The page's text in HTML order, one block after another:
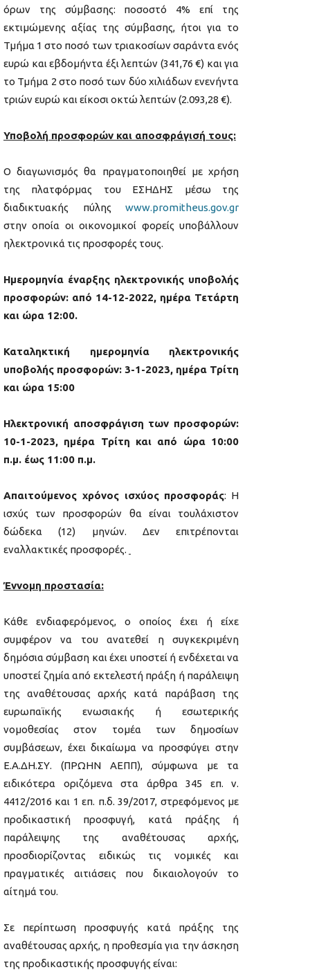
όρων της σύμβασης: ποσοστό 4% επί της
εκτιμώμενης αξίας της σύμβασης, ήτοι για το
Τμήμα 1 στο ποσό των τριακοσίων σαράντα ενός
ευρώ και εβδομήντα έξι λεπτών (341,76 €) και για
το Τμήμα 2 στο ποσό των δύο χιλιάδων ενενήντα
τριών ευρώ και είκοσι οκτώ λεπτών (2.093,28 €).
Υποβολή προσφορών και αποσφράγισή τους:
Ο διαγωνισμός θα πραγματοποιηθεί με χρήση
της πλατφόρμας του ΕΣΗΔΗΣ μέσω της
διαδικτυακής πύλης www.promitheus.gov.gr
στην οποία οι οικονομικοί φορείς υποβάλλουν
ηλεκτρονικά τις προσφορές τους.
Ημερομηνία έναρξης ηλεκτρονικής υποβολής
προσφορών: από 14-12-2022, ημέρα Τετάρτη
και ώρα 12:00.
Καταληκτική ημερομηνία ηλεκτρονικής
υποβολής προσφορών: 3-1-2023, ημέρα Τρίτη
και ώρα 15:00
Ηλεκτρονική αποσφράγιση των προσφορών:
10-1-2023, ημέρα Τρίτη και από ώρα 10:00
π.μ. έως 11:00 π.μ.
Απαιτούμενος χρόνος ισχύος προσφοράς: Η
ισχύς των προσφορών θα είναι τουλάχιστον
δώδεκα (12) μηνών. Δεν επιτρέπονται
εναλλακτικές προσφορές.
Έννομη προστασία:
Κάθε ενδιαφερόμενος, ο οποίος έχει ή είχε
συμφέρον να του ανατεθεί η συγκεκριμένη
δημόσια σύμβαση και έχει υποστεί ή ενδέχεται να
υποστεί ζημία από εκτελεστή πράξη ή παράλειψη
της αναθέτουσας αρχής κατά παράβαση της
ευρωπαϊκής ενωσιακής ή εσωτερικής
νομοθεσίας στον τομέα των δημοσίων
συμβάσεων, έχει δικαίωμα να προσφύγει στην
Ε.Α.ΔΗ.ΣΥ. (ΠΡΩΗΝ ΑΕΠΠ), σύμφωνα με τα
ειδικότερα οριζόμενα στα άρθρα 345 επ. ν.
4412/2016 και 1 επ. π.δ. 39/2017, στρεφόμενος με
προδικαστική προσφυγή, κατά πράξης ή
παράλειψης της αναθέτουσας αρχής,
προσδιορίζοντας ειδικώς τις νομικές και
πραγματικές αιτιάσεις που δικαιολογούν το
αίτημά του.
Σε περίπτωση προσφυγής κατά πράξης της
αναθέτουσας αρχής, η προθεσμία για την άσκηση
της προδικαστικής προσφυγής είναι: